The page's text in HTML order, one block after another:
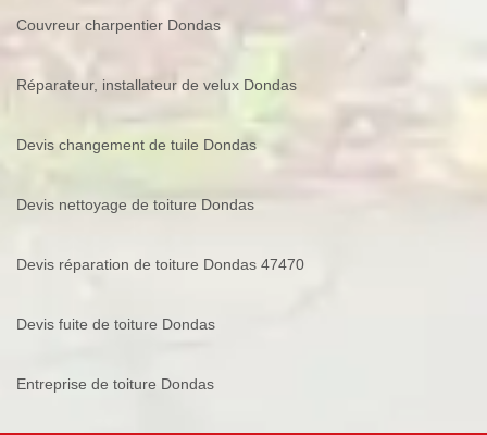
Couvreur charpentier Dondas
Réparateur, installateur de velux Dondas
Devis changement de tuile Dondas
Devis nettoyage de toiture Dondas
Devis réparation de toiture Dondas 47470
Devis fuite de toiture Dondas
Entreprise de toiture Dondas